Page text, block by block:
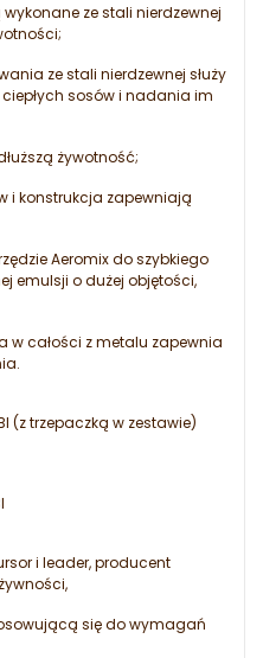
ze stali nierdzewnej
ze stali nierdzewnej służy
sosów i nadania im
żywotność;
i konstrukcja zapewniają
Aeromix do szybkiego
emulsji o dużej objętości,
w całości z metalu zapewnia
(z trzepaczką w zestawie)
i leader, producent
się do wymagań